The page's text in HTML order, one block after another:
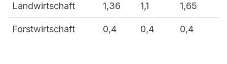
Landwirtschaft 1,36 1,1 1,65
Forstwirtschaft 0,4 0,4 0,4